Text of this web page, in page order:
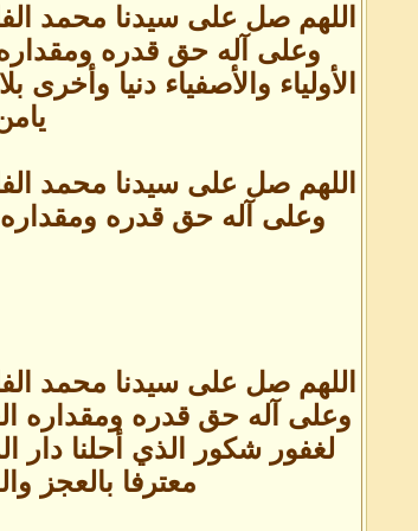
اللهم صل على سيدنا محمد
وعلى آله حق قدره ومقداره
الأولياء والأصفياء دنيا
اللهم صل على سيدنا محمد
وعلى آله حق قدره ومقداره
اللهم صل على سيدنا محمد
وعلى آله حق قدره ومقداره
لغفور شكور الذي أحلنا دار
معترفا بالعجز